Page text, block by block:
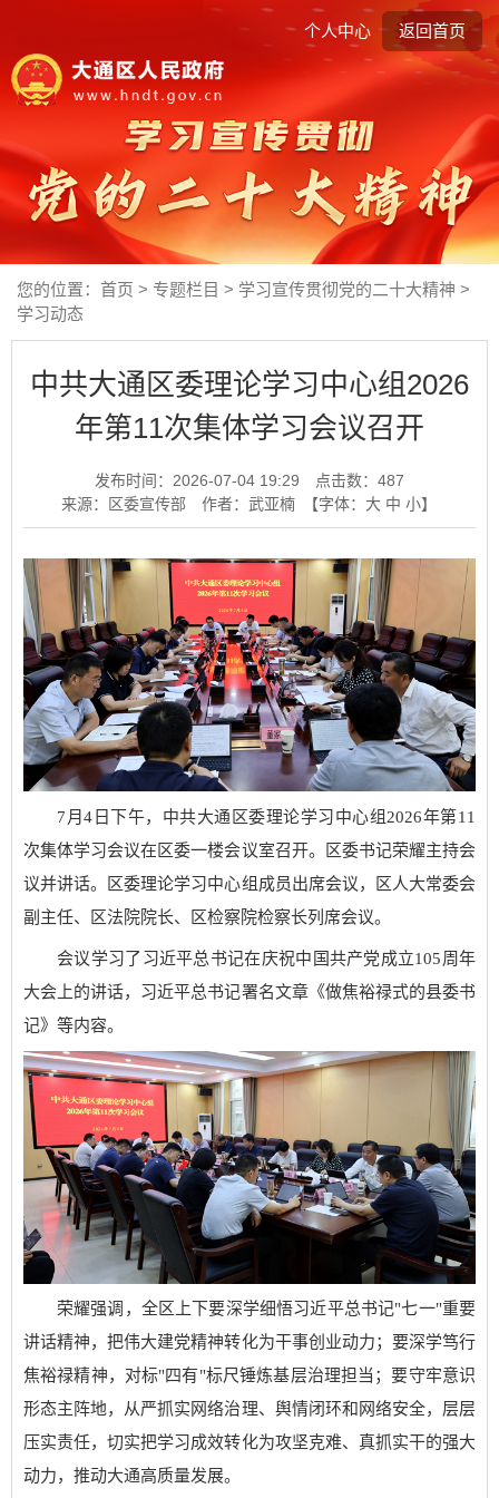
返回首页
个人中心
您的位置： 首页 > 专题栏目 > 学习宣传贯彻党的二十大精神 >
学习动态
中共大通区委理论学习中心组2026
年第11次集体学习会议召开
发布时间：2026-07-04 19:29 点击数： 487
来源：区委宣传部
作者：武亚楠 【字体： 大 中 小】
7月4日下午，中共大通区委理论学习中心组2026年第11
次集体学习会议在区委一楼会议室召开。区委书记荣耀主持会
议并讲话。区委理论学习中心组成员出席会议，区人大常委会
副主任、区法院院长、区检察院检察长列席会议。
会议学习了习近平总书记在庆祝中国共产党成立105周年
大会上的讲话，习近平总书记署名文章《做焦裕禄式的县委书
记》等内容。
荣耀强调，全区上下要深学细悟习近平总书记"七一"重要
讲话精神，把伟大建党精神转化为干事创业动力；要深学笃行
焦裕禄精神，对标"四有"标尺锤炼基层治理担当；要守牢意识
形态主阵地，从严抓实网络治理、舆情闭环和网络安全，层层
压实责任，切实把学习成效转化为攻坚克难、真抓实干的强大
动力，推动大通高质量发展。